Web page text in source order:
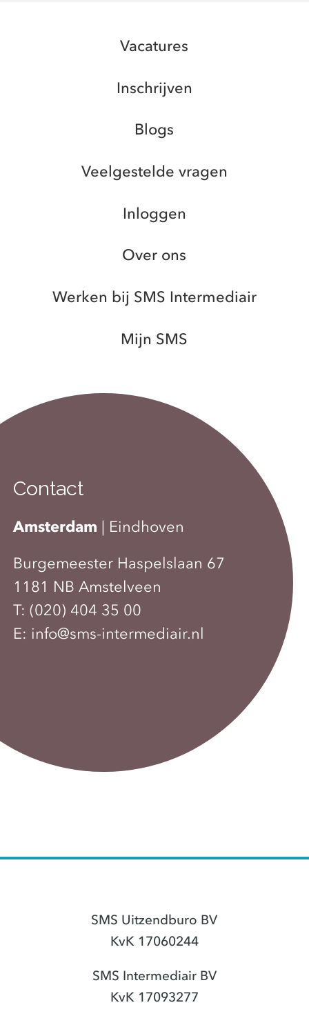
Vacatures
Inschrijven
Blogs
Veelgestelde vragen
Inloggen
Over ons
Werken bij SMS Intermediair
Mijn SMS
Contact
Amsterdam | Eindhoven
Burgemeester Haspelslaan 67
1181 NB Amstelveen
T:(020) 404 35 00
E: info@sms-intermediair.nl
SMS Uitzendburo BV
KvK 17060244
SMS Intermediair BV
KvK 17093277